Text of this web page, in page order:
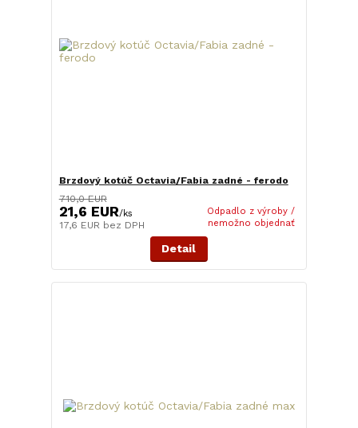
Brzdový kotúč Octavia/Fabia zadné - ferodo
710,0 EUR
21,6 EUR/ks
17,6 EUR bez DPH
Odpadlo z výroby /
nemožno objednať
Detail